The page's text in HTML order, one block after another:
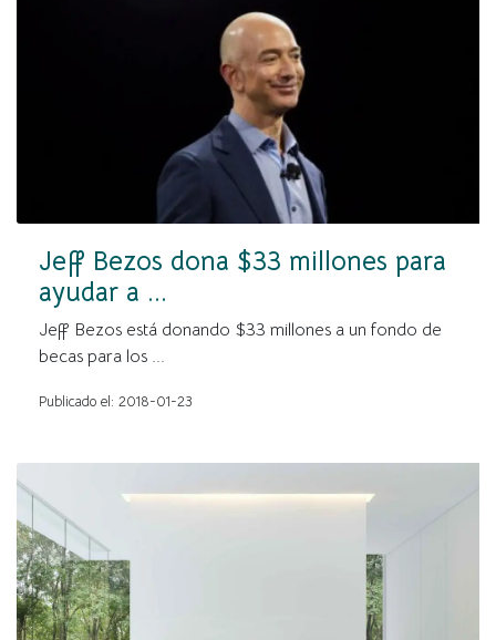
Jeff Bezos dona $33 millones para
ayudar a ...
Jeff Bezos está donando $33 millones a un fondo de
becas para los ...
Publicado el: 2018-01-23